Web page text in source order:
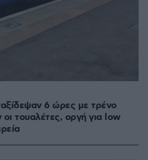
6 ώρες με τρένο
τουαλέτες, οργή για low